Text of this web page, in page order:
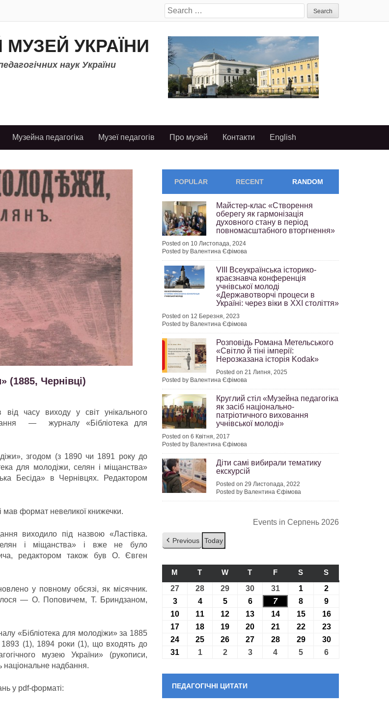
Search
for:
УКРАЇНИ
наук України
Музейна педагогіка Музеї педагогів Про музей Контакти English
(1885, Чернівці)
часу виходу у світ унікального
— журналу «Бібліотека для
згодом (з 1890 чи 1891 року до
для молодіжи, селян і міщанства»
Бесіда» в Чернівцях. Редактором
формат невеликої книжечки.
виходило під назвою «Ластівка.
і міщанства» і вже не було
редактором також був О. Євген
у повному обсязі, як місячник.
— О. Поповичем, Т. Бриндзаном,
«Бібліотека для молодіжи» за 1885
(1), 1894 роки (1), що входять до
музею України» (рукописи,
національне надбання.
у pdf-форматі:
POPULAR RECENT RANDOM
Майстер-клас «Створення
оберегу як гармонізація
духовного стану в період
повномасштабного вторгнення»
Posted on 10 Листопада, 2024
Posted by Валентина Єфімова
VIII Всеукраїнська історико-
краєзнавча конференція
учнівської молоді
«Державотворчі процеси в
Україні: через віки в ХХІ століття»
Posted on 12 Березня, 2023
Posted by Валентина Єфімова
Розповідь Романа Метельського
«Світло й тіні імперії:
Нерозказана історія Kodak»
Posted on 21 Липня, 2025
Posted by Валентина Єфімова
Круглий стіл «Музейна педагогіка
як засіб національно-
патріотичного виховання
учнівської молоді»
Posted on 6 Квітня, 2017
Posted by Валентина Єфімова
Діти самі вибирали тематику
екскурсій
Posted on 29 Листопада, 2022
Posted by Валентина Єфімова
Events in Серпень 2026
Previous Today
M ПОНЕДІЛОК
T ВІВТОРОК
WСЕРЕДА
T ЧЕТВЕР
FП’ЯТНИЦЯ
S СУБОТА
S
27 27.07.2026
28 28.07.2026
29 29.07.2026
30 30.07.2026
3131.07.2026
1 01.08.2026
2
303.08.2026
404.08.2026
505.08.2026
606.08.2026
707.08.2026
8 08.08.2026
9
10 10.08.2026
11 11.08.2026
12 12.08.2026
13 13.08.2026
1414.08.2026
1515.08.2026
1616.08.2026
17 17.08.2026
18 18.08.2026
19 19.08.2026
20 20.08.2026
2121.08.2026
2222.08.2026
2323.08.2026
24 24.08.2026
25 25.08.2026
26 26.08.2026
27 27.08.2026
2828.08.2026
2929.08.2026
3030.08.2026
31 31.08.2026
101.09.2026
202.09.2026
303.09.2026
4 04.09.2026
5 05.09.2026
6
ПЕДАГОГІЧНІ ЦИТАТИ